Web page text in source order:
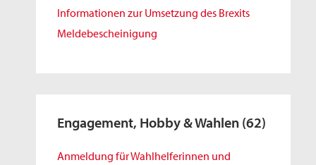
Informationen zur Umsetzung des Brexits
Meldebescheinigung
Engagement, Hobby & Wahlen (62)
Anmeldung für Wahlhelferinnen und